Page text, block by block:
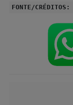
FONTE/CRÉDITOS: